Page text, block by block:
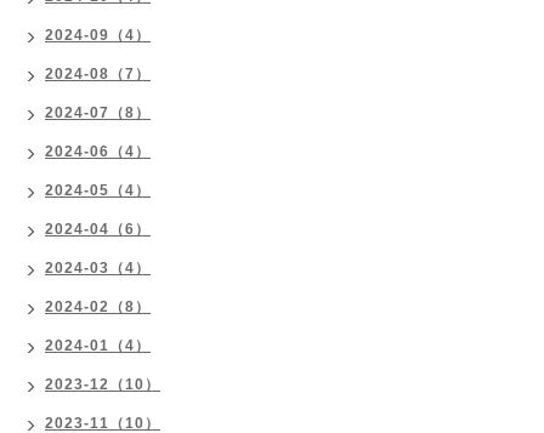
2024-09（4）
2024-08（7）
2024-07（8）
2024-06（4）
2024-05（4）
2024-04（6）
2024-03（4）
2024-02（8）
2024-01（4）
2023-12（10）
2023-11（10）